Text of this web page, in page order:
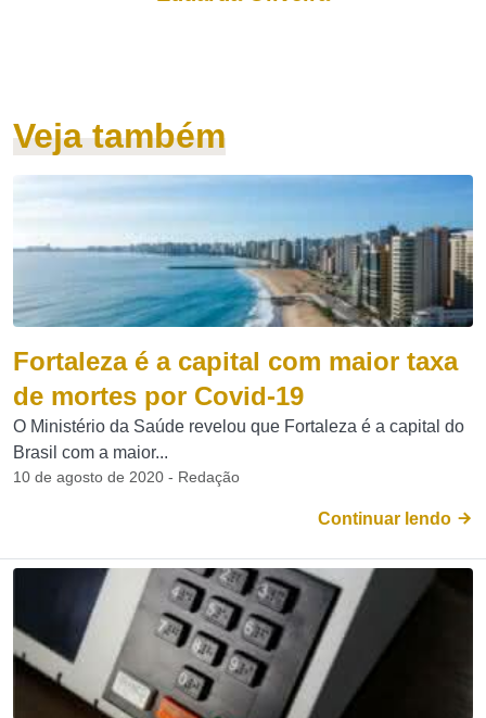
Veja também
Fortaleza é a capital com maior taxa
de mortes por Covid-19
O Ministério da Saúde revelou que Fortaleza é a capital do
Brasil com a maior...
10 de agosto de 2020 - Redação
Continuar lendo